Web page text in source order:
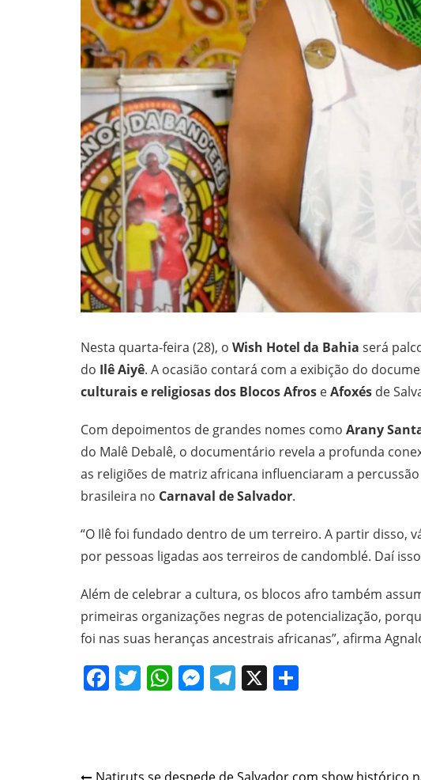
Nesta quarta-feira (28), o Wish Hotel da Bahia será
do Ilê Aiyê. A ocasião contará com a exibição do
culturais e religiosas dos Blocos Afros eAfoxés de
Com depoimentos de grandes nomes como Arany
do Malê Debalê, o documentário revela a profunda
as religiões de matriz africana influenciaram a
brasileira no Carnaval de Salvador.
“O Ilê foi fundado dentro de um terreiro. A partir disso,
por pessoas ligadas aos terreiros de candomblé. Daí
Além de celebrar a cultura, os blocos afro também
primeiras organizações negras de potencialização,
foi nas suas heranças ancestrais africanas”, afirma
Facebook
Twitter
WhatsApp
Messenger
Telegram
X